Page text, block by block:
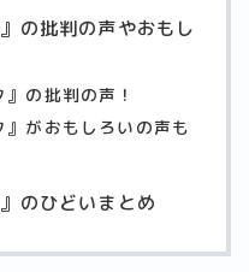
の批判の声やおもし
の批判の声！
』がおもしろいの声も
のひどいまとめ